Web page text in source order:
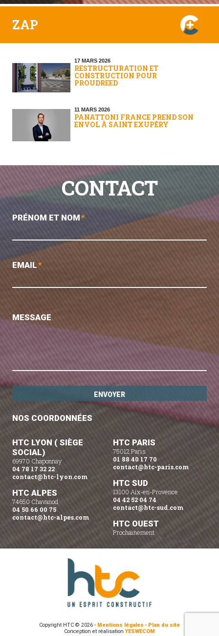
ZAP
17 MARS 2026
RESTRUCTURATION ET
CONSTRUCTION POUR
PROUDREED
11 MARS 2026
PANATTONI FRANCE PREND SON
ENVOL À SAINT EXUPÉRY
CONTACT
PRÉNOM ET NOM*
EMAIL*
MESSAGE
NOS COORDONNÉES
HTC LYON ( SIÈGE
SOCIAL)
69970 Chaponnay
04 78 17 32 22
contact@htc-lyon.com
HTC ALPES
74650 Chavanod
04 50 66 00 75
contact@htc-alpes.com
HTC PARIS
75012 Paris
01 88 40 17 70
contact@htc-paris.com
HTC SUD
13100 Aix-en-Provence
04 42 52 04 74
contact@htc-sud.com
HTC OUEST
Prochainement
Copyright HTC © 2026 - Mentions légales - Plan du site
Conception et réalisationYESWECOM